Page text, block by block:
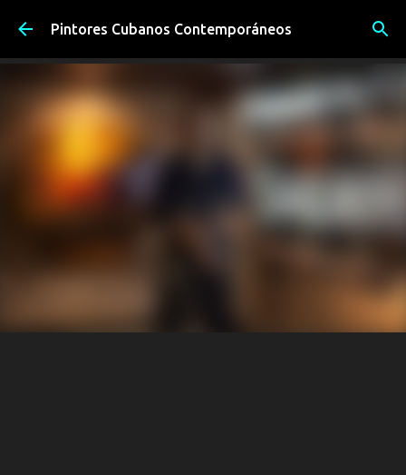
Ir al contenido principal
Pintores Cubanos Contemporáneos